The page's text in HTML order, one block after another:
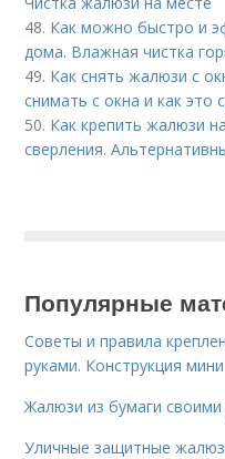
48. Как можно быстро и
дома. Влажная чистка
49. Как снять жалюзи с
снимать с окна и как это
50. Как крепить жалюзи
сверления.
Популярные
Советы и правила
руками. Конструкция
Жалюзи из бумаги
Уличные защитные